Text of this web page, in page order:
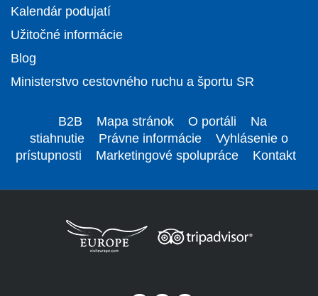
Kalendár podujatí
Užitočné informácie
Blog
Ministerstvo cestovného ruchu a športu SR
B2B Mapa stránok O portáli
Na
stiahnutie
Právne informácie
Vyhlásenie o
prístupnosti
Marketingové spolupráce Kontakt